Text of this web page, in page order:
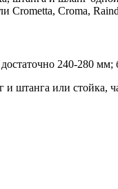
Crometta, Croma,
240-280
штанга или стойка,